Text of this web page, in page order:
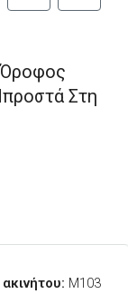
Όροφος
Στη
M103